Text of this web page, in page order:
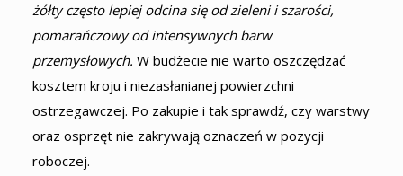
żółty często lepiej odcina się od zieleni i szarości,
pomarańczowy od intensywnych barw
przemysłowych. W budżecie nie warto oszczędzać
kosztem kroju i niezasłanianej powierzchni
ostrzegawczej. Po zakupie i tak sprawdź, czy warstwy
oraz osprzęt nie zakrywają oznaczeń w pozycji
roboczej.